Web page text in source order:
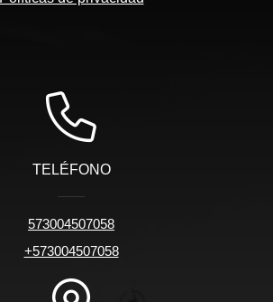
TELÉFONO
573004507058
+573004507058